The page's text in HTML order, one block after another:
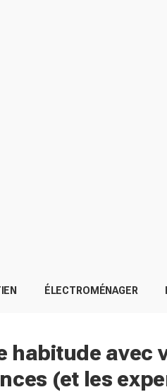
ÉLECTROMÉNAGER
habitude avec
(et les